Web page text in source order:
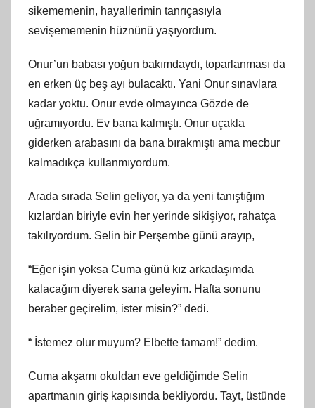
sikememenin, hayallerimin tanrıçasıyla
sevişememenin hüznünü yaşıyordum.
Onur’un babası yoğun bakımdaydı, toparlanması da
en erken üç beş ayı bulacaktı. Yani Onur sınavlara
kadar yoktu. Onur evde olmayınca Gözde de
uğramıyordu. Ev bana kalmıştı. Onur uçakla
giderken arabasını da bana bırakmıştı ama mecbur
kalmadıkça kullanmıyordum.
Arada sırada Selin geliyor, ya da yeni tanıştığım
kızlardan biriyle evin her yerinde sikişiyor, rahatça
takılıyordum. Selin bir Perşembe günü arayıp,
“Eğer işin yoksa Cuma günü kız arkadaşımda
kalacağım diyerek sana geleyim. Hafta sonunu
beraber geçirelim, ister misin?” dedi.
“ İstemez olur muyum? Elbette tamam!” dedim.
Cuma akşamı okuldan eve geldiğimde Selin
apartmanın giriş kapısında bekliyordu. Tayt, üstünde